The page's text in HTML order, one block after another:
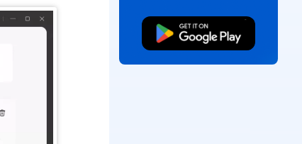
免費下載